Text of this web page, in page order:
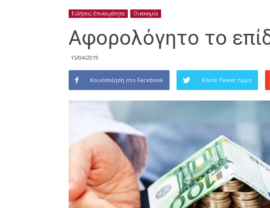
Ειδήσεις-Επικαιρότητα Οικονομία
Αφορολόγητο το
15/04/2019
Κοινοποίηση στο Facebook Κάντε Tweet τώρα